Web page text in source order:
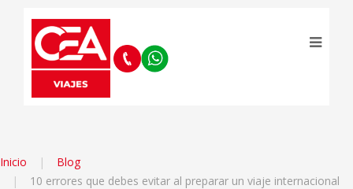
Inicio
Blog
10 errores que debes evitar al preparar un viaje internacional